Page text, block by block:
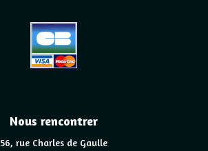
Nous rencontrer
56, rue Charles de Gaulle